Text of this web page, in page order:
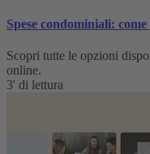
Spese condominiali:
Scopri tutte le opzioni
online.
3' di lettura